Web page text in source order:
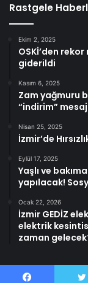
Rastgele
Ekim 2, 2025
OSKİ’den
giderildi
Kasım 6, 2025
Zam yağmuru
“indirim”
Nisan 25, 2025
İzmir’de
Eylül 17, 2025
Yaşlı ve
yapılacak!
Ocak 22, 2026
İzmir GEDİZ
elektrik
zaman